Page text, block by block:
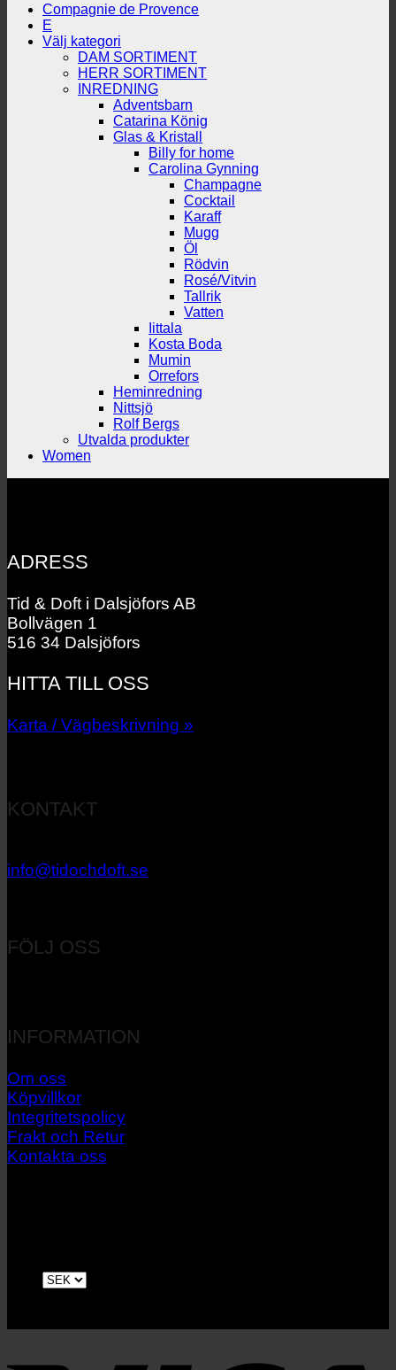
Compagnie de Provence
E
Välj kategori
DAM SORTIMENT
HERR SORTIMENT
INREDNING
Adventsbarn
Catarina König
Glas & Kristall
Billy for home
Carolina Gynning
Champagne
Cocktail
Karaff
Mugg
Öl
Rödvin
Rosé/Vitvin
Tallrik
Vatten
Iittala
Kosta Boda
Mumin
Orrefors
Heminredning
Nittsjö
Rolf Bergs
Utvalda produkter
Women
ADRESS
Tid & Doft i Dalsjöfors AB
Bollvägen 1
516 34 Dalsjöfors
HITTA TILL OSS
Karta / Vägbeskrivning »
KONTAKT
info@tidochdoft.se
FÖLJ OSS
INFORMATION
Om oss
Köpvillkor
Integritetspolicy
Frakt och Retur
Kontakta oss